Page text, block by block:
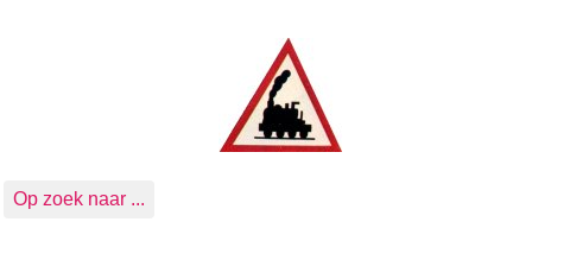
Op zoek naar ...